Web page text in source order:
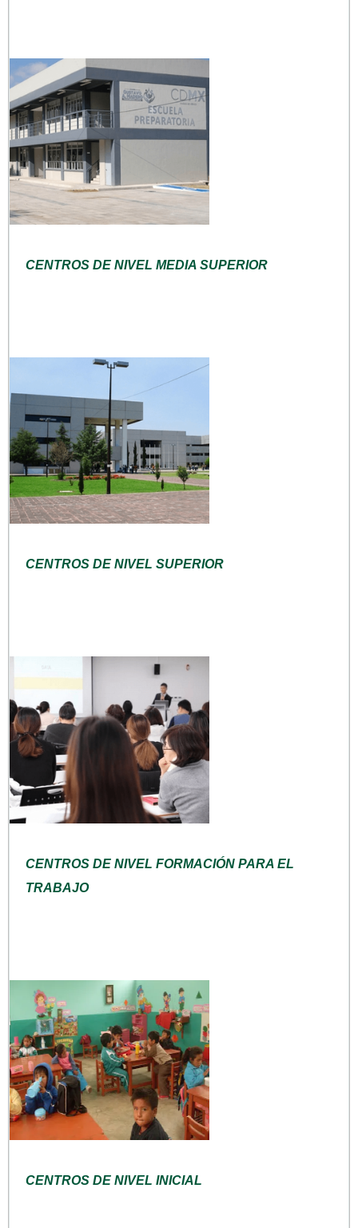
CENTROS DE NIVEL MEDIA SUPERIOR
CENTROS DE NIVEL SUPERIOR
CENTROS DE NIVEL FORMACIÓN PARA EL
TRABAJO
CENTROS DE NIVEL INICIAL